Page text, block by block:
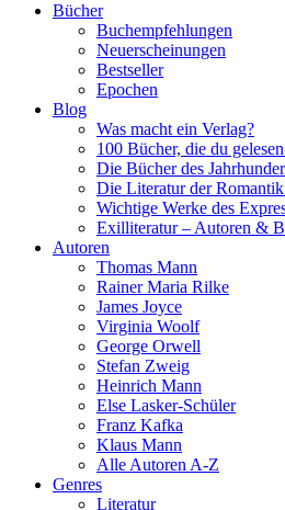
Bücher
Buchempfehlungen
Neuerscheinungen
Bestseller
Epochen
Blog
Was macht ein Verlag?
100 Bücher, die du
Die Bücher des
Die Literatur der
Wichtige Werke des
Exilliteratur – Autoren &
Autoren
Thomas Mann
Rainer Maria Rilke
James Joyce
Virginia Woolf
George Orwell
Stefan Zweig
Heinrich Mann
Else Lasker-Schüler
Franz Kafka
Klaus Mann
Alle Autoren A-Z
Genres
Literatur